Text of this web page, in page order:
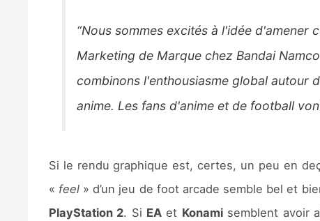
“Nous sommes excités à l'idée d'amener
Marketing de Marque chez Bandai
combinons l'enthousiasme global autour
anime. Les fans d'anime et de football
Si le rendu graphique est, certes, un peu en
« feel» d’un jeu de foot arcade semble bel et
PlayStation 2. Si EA et Konamisemblent avoir